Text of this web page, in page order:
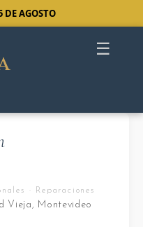
DE AGOSTO
☰
· Reparaciones
Vieja, Montevideo